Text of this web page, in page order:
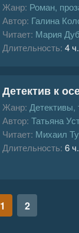
Жанр: Роман,
Автор: Галина
Читает: Мария
Длительность: 4
Детектив к
Жанр: Детективы,
Автор: Татьяна
Читает: Михаил
Длительность: 6
1 2